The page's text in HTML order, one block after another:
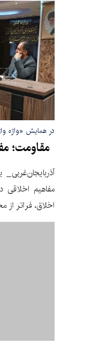
در همایش «واژه
مقاومت؛
مفاهیم
اخلاق، فراتر